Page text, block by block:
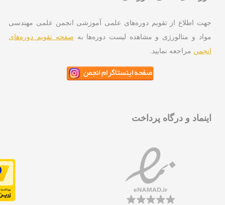
اطلاع از تقویم دوره‌های علمی آموزشی انجمن علمی مهندسی
و متالورژی و مشاهده لیست دوره‌ها بهصفحه تقویم دوره‌های
مراجعه نمایید.
و درگاه پرداخت